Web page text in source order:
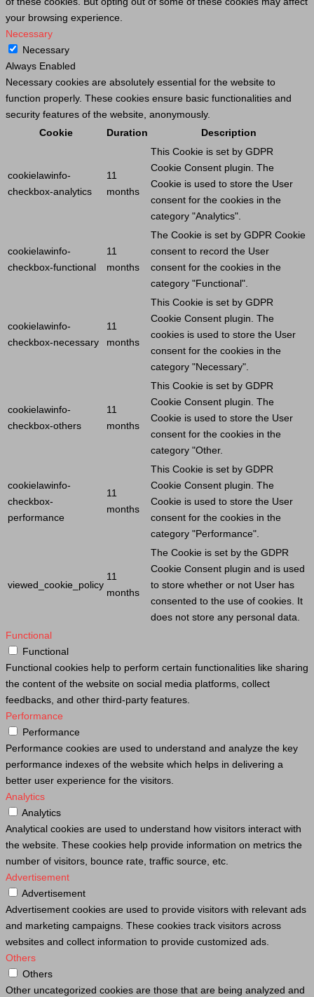
your browsing experience.
Necessary
Necessary
Always Enabled
Necessary cookies are absolutely essential for the website to
function properly. These cookies ensure basic functionalities and
security features of the website, anonymously.
Cookie
Duration Description
cookielawinfo-
checkbox-analytics
11
months
This Cookie is set by GDPR
Cookie Consent plugin. The
Cookie is used to store the User
consent for the cookies in the
category "Analytics".
cookielawinfo-
checkbox-functional
11
months
The Cookie is set by GDPR Cookie
consent to record the User
consent for the cookies in the
category "Functional".
cookielawinfo-
checkbox-necessary
11
months
This Cookie is set by GDPR
Cookie Consent plugin. The
cookies is used to store the User
consent for the cookies in the
category "Necessary".
cookielawinfo-
checkbox-others
11
months
This Cookie is set by GDPR
Cookie Consent plugin. The
Cookie is used to store the User
consent for the cookies in the
category "Other.
cookielawinfo-
checkbox-
performance
11
months
This Cookie is set by GDPR
Cookie Consent plugin. The
Cookie is used to store the User
consent for the cookies in the
category "Performance".
viewed_cookie_policy
11
months
The Cookie is set by the GDPR
Cookie Consent plugin and is used
to store whether or not User has
consented to the use of cookies. It
does not store any personal data.
Functional
Functional
Functional cookies help to perform certain functionalities like sharing
the content of the website on social media platforms, collect
feedbacks, and other third-party features.
Performance
Performance
Performance cookies are used to understand and analyze the key
performance indexes of the website which helps in delivering a
better user experience for the visitors.
Analytics
Analytics
Analytical cookies are used to understand how visitors interact with
the website. These cookies help provide information on metrics the
number of visitors, bounce rate, traffic source, etc.
Advertisement
Advertisement
Advertisement cookies are used to provide visitors with relevant ads
and marketing campaigns. These cookies track visitors across
websites and collect information to provide customized ads.
Others
Others
Other uncategorized cookies are those that are being analyzed and